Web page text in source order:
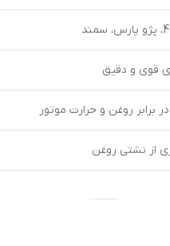
قوی و دقیق
برابر روغن و حرارت موتور
از نشتی روغن